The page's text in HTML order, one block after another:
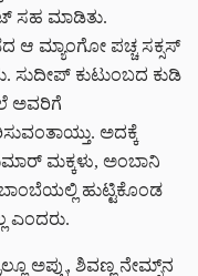
ಸಹ ಮಾಡಿತು.
ಆ ಮ್ಯಾಂಗೋ ಪಚ್ಚ ಸಕ್ಸಸ್
ಕುಟುಂಬದ ಕುಡಿ
ಅವರಿಗೆ
ಅದಕ್ಕೆ
ಮಕ್ಕಳು, ಅಂಬಾನಿ
ಬಾಂಬೆಯಲ್ಲಿ ಹುಟ್ಟಿಕೊಂಡ
ಎಂದರು.
ಅಪ್ಪು, ಶಿವಣ್ಣ ನೇಮ್ಸ್‌ನ